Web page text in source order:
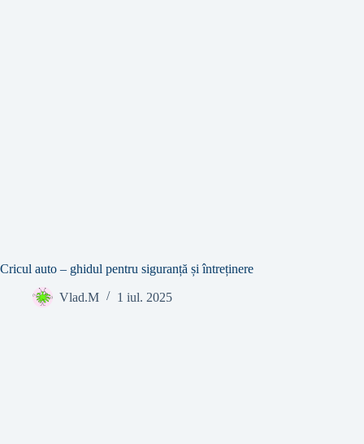
Cricul auto – ghidul pentru siguranță și întreținere
Vlad.M 1 iul. 2025